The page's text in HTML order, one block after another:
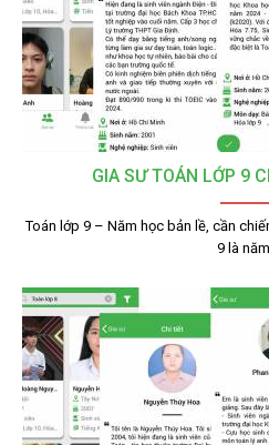
GIA SƯ TOÁN LỚP 9
Toán lớp 9 – Năm học bản lề, cần
9 là